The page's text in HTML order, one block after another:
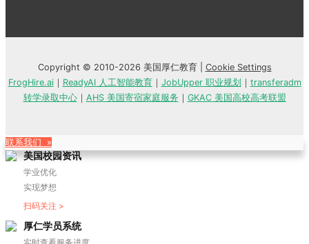
Copyright © 2010-2026 美国厚仁教育 | Cookie Settings
FrogHire.ai｜ ReadyAI 人工智能教育｜ JobUpper 职业规划 ｜ transferadm
转学录取中心｜ AHS 美国寄宿家庭服务 ｜ GKAC 美国高校高考联盟
联系我们 »
美国校园资讯
学业优化
实现梦想
扫码关注 >
厚仁学员系统